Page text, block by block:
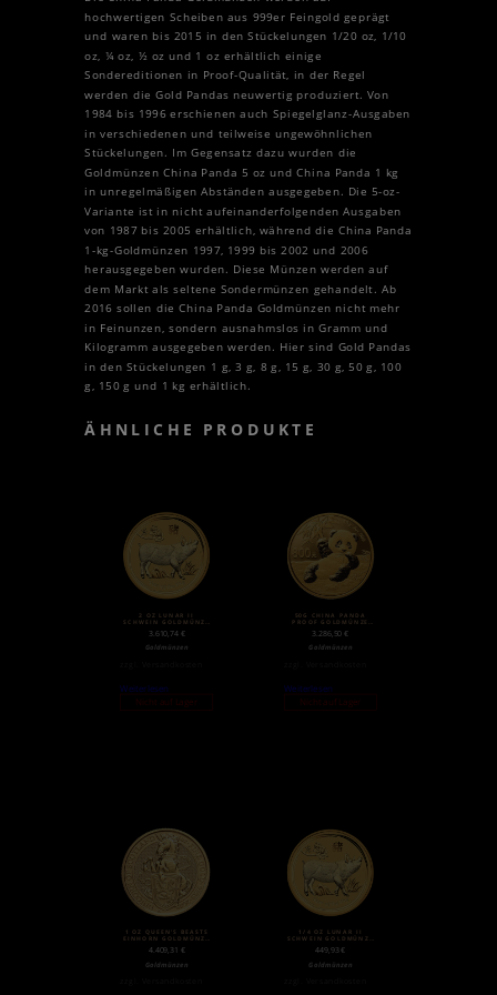
hochwertigen Scheiben aus 999er Feingold geprägt
und waren bis 2015 in den Stückelungen 1/20 oz, 1/10
oz, ¼ oz, ½ oz und 1 oz erhältlich einige
Sondereditionen in Proof-Qualität, in der Regel
werden die Gold Pandas neuwertig produziert. Von
1984 bis 1996 erschienen auch Spiegelglanz-Ausgaben
in verschiedenen und teilweise ungewöhnlichen
Stückelungen. Im Gegensatz dazu wurden die
Goldmünzen China Panda 5 oz und China Panda 1 kg
in unregelmäßigen Abständen ausgegeben. Die 5-oz-
Variante ist in nicht aufeinanderfolgenden Ausgaben
von 1987 bis 2005 erhältlich, während die China Panda
1-kg-Goldmünzen 1997, 1999 bis 2002 und 2006
herausgegeben wurden. Diese Münzen werden auf
dem Markt als seltene Sondermünzen gehandelt. Ab
2016 sollen die China Panda Goldmünzen nicht mehr
in Feinunzen, sondern ausnahmslos in Gramm und
Kilogramm ausgegeben werden. Hier sind Gold Pandas
in den Stückelungen 1 g, 3 g, 8 g, 15 g, 30 g, 50 g, 100
g, 150 g und 1 kg erhältlich.
ÄHNLICHE PRODUKTE
2 OZ LUNAR II
SCHWEIN GOLDMÜNZE
3.610,74 €
Goldmünzen
Weiterlesen
Nicht auf Lager
50G CHINA PANDA
PROOF GOLDMÜNZE
3.286,50€
Goldmünzen
Weiterlesen
Nicht auf Lager
1 OZ QUEEN’S BEASTS
EINHORN GOLDMÜNZE
4.409,31 €
Goldmünzen
1/4 OZ LUNAR II
SCHWEIN GOLDMÜNZE
449,93€
Goldmünzen